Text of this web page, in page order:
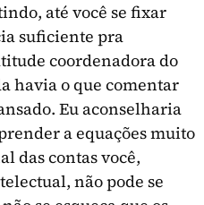
até você se fixar
suficiente pra
coordenadora do
havia o que comentar
Eu aconselharia
a equações muito
das contas você,
não pode se